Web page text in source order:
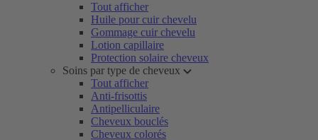
Tout afficher
Huile pour cuir chevelu
Gommage cuir chevelu
Lotion capillaire
Protection solaire cheveux
Soins par type de cheveux
Tout afficher
Anti-frisottis
Antipelliculaire
Cheveux bouclés
Cheveux colorés